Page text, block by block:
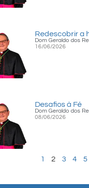
Redescobrir a
Dom Geraldo dos
16/06/2026
Desafios à Fé
Dom Geraldo dos
08/06/2026
1 2 3 4 5